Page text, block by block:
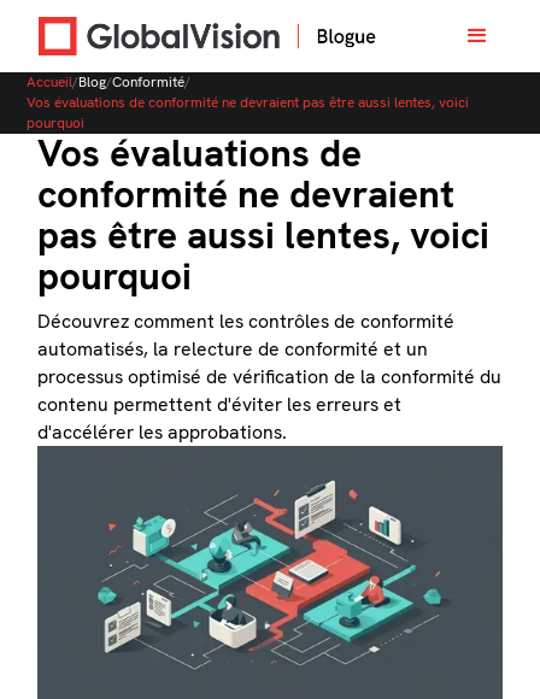
Accueil/Blog/Conformité/
Vos évaluations de conformité ne devraient pas être aussi lentes, voici
pourquoi
Vos évaluations de
conformité ne devraient
pas être aussi lentes, voici
pourquoi
Découvrez comment les contrôles de conformité
automatisés, la relecture de conformité et un
processus optimisé de vérification de la conformité du
contenu permettent d'éviter les erreurs et
d'accélérer les approbations.